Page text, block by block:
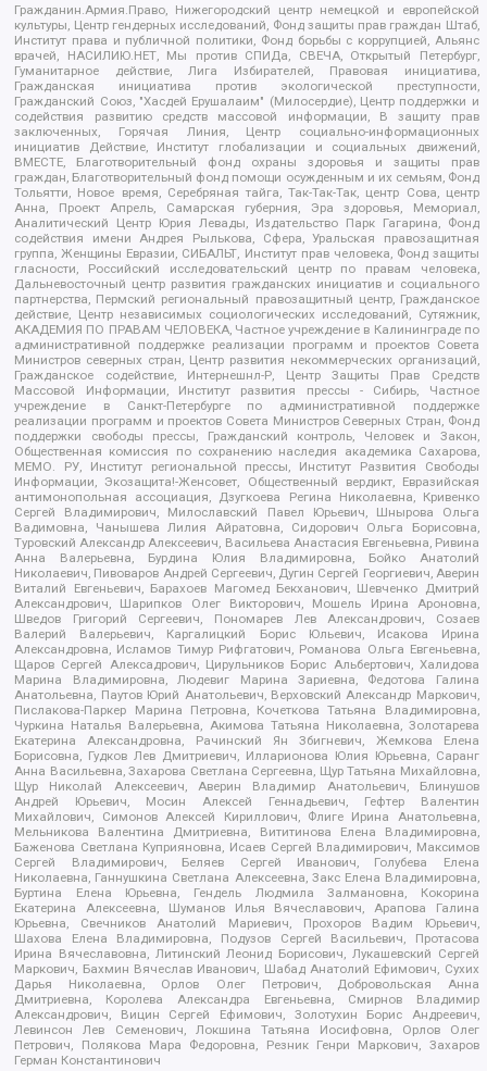
Гражданин.Армия.Право, Нижегородский центр немецкой и европейской
культуры, Центр гендерных исследований, Фонд защиты прав граждан Штаб,
Институт права и публичной политики, Фонд борьбы с коррупцией, Альянс
врачей, НАСИЛИЮ.НЕТ, Мы против СПИДа, СВЕЧА, Открытый Петербург,
Гуманитарное действие, Лига Избирателей, Правовая инициатива,
Гражданская инициатива против экологической преступности,
Гражданский Союз, "Хасдей Ерушалаим" (Милосердие), Центр поддержки и
содействия развитию средств массовой информации, В защиту прав
заключенных, Горячая Линия, Центр социально-информационных
инициатив Действие, Институт глобализации и социальных движений,
ВМЕСТЕ, Благотворительный фонд охраны здоровья и защиты прав
граждан, Благотворительный фонд помощи осужденным и их семьям, Фонд
Тольятти, Новое время, Серебряная тайга, Так-Так-Так, центр Сова, центр
Анна, Проект Апрель, Самарская губерния, Эра здоровья, Мемориал,
Аналитический Центр Юрия Левады, Издательство Парк Гагарина, Фонд
содействия имени Андрея Рылькова, Сфера, Уральская правозащитная
группа, Женщины Евразии, СИБАЛЬТ, Институт прав человека, Фонд защиты
гласности, Российский исследовательский центр по правам человека,
Дальневосточный центр развития гражданских инициатив и социального
партнерства, Пермский региональный правозащитный центр, Гражданское
действие, Центр независимых социологических исследований, Сутяжник,
АКАДЕМИЯ ПО ПРАВАМ ЧЕЛОВЕКА, Частное учреждение в Калининграде по
административной поддержке реализации программ и проектов Совета
Министров северных стран, Центр развития некоммерческих организаций,
Гражданское содействие, Интернешнл-Р, Центр Защиты Прав Средств
Массовой Информации, Институт развития прессы - Сибирь, Частное
учреждение в Санкт-Петербурге по административной поддержке
реализации программ и проектов Совета Министров Северных Стран, Фонд
поддержки свободы прессы, Гражданский контроль, Человек и Закон,
Общественная комиссия по сохранению наследия академика Сахарова,
МЕМО. РУ, Институт региональной прессы, Институт Развития Свободы
Информации, Экозащита!-Женсовет, Общественный вердикт, Евразийская
антимонопольная ассоциация, Дзугкоева Регина Николаевна, Кривенко
Сергей Владимирович, Милославский Павел Юрьевич, Шнырова Ольга
Вадимовна, Чанышева Лилия Айратовна, Сидорович Ольга Борисовна,
Туровский Александр Алексеевич, Васильева Анастасия Евгеньевна, Ривина
Анна Валерьевна, Бурдина Юлия Владимировна, Бойко Анатолий
Николаевич, Пивоваров Андрей Сергеевич, Дугин Сергей Георгиевич, Аверин
Виталий Евгеньевич, Барахоев Магомед Бекханович, Шевченко Дмитрий
Александрович, Шарипков Олег Викторович, Мошель Ирина Ароновна,
Шведов Григорий Сергеевич, Пономарев Лев Александрович, Созаев
Валерий Валерьевич, Каргалицкий Борис Юльевич, Исакова Ирина
Александровна, Исламов Тимур Рифгатович, Романова Ольга Евгеньевна,
Щаров Сергей Алексадрович, Цирульников Борис Альбертович, Халидова
Марина Владимировна, Людевиг Марина Зариевна, Федотова Галина
Анатольевна, Паутов Юрий Анатольевич, Верховский Александр Маркович,
Пислакова-Паркер Марина Петровна, Кочеткова Татьяна Владимировна,
Чуркина Наталья Валерьевна, Акимова Татьяна Николаевна, Золотарева
Екатерина Александровна, Рачинский Ян Збигневич, Жемкова Елена
Борисовна, Гудков Лев Дмитриевич, Илларионова Юлия Юрьевна, Саранг
Анна Васильевна, Захарова Светлана Сергеевна, Щур Татьяна Михайловна,
Щур Николай Алексеевич, Аверин Владимир Анатольевич, Блинушов
Андрей Юрьевич, Мосин Алексей Геннадьевич, Гефтер Валентин
Михайлович, Симонов Алексей Кириллович, Флиге Ирина Анатольевна,
Мельникова Валентина Дмитриевна, Вититинова Елена Владимировна,
Баженова Светлана Куприяновна, Исаев Сергей Владимирович, Максимов
Сергей Владимирович, Беляев Сергей Иванович, Голубева Елена
Николаевна, Ганнушкина Светлана Алексеевна, Закс Елена Владимировна,
Буртина Елена Юрьевна, Гендель Людмила Залмановна, Кокорина
Екатерина Алексеевна, Шуманов Илья Вячеславович, Арапова Галина
Юрьевна, Свечников Анатолий Мариевич, Прохоров Вадим Юрьевич,
Шахова Елена Владимировна, Подузов Сергей Васильевич, Протасова
Ирина Вячеславовна, Литинский Леонид Борисович, Лукашевский Сергей
Маркович, Бахмин Вячеслав Иванович, Шабад Анатолий Ефимович, Сухих
Дарья Николаевна, Орлов Олег Петрович, Добровольская Анна
Дмитриевна, Королева Александра Евгеньевна, Смирнов Владимир
Александрович, Вицин Сергей Ефимович, Золотухин Борис Андреевич,
Левинсон Лев Семенович, Локшина Татьяна Иосифовна, Орлов Олег
Петрович, Полякова Мара Федоровна, Резник Генри Маркович, Захаров
Герман Константинович